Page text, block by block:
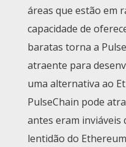
áreas que estão em
capacidade de
baratas torna a
atraente para
uma alternativa ao
PulseChain pode
antes eram inviáveis
lentidão do